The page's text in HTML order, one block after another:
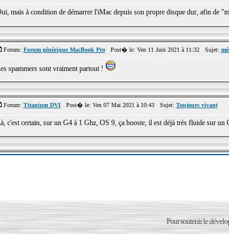
mais à condition de démarrer l'iMac depuis son propre disque dur, afin de
Forum: Forum générique MacBook ProPost� le: Ven 11 Juin 2021 à 11:32 Sujet:
spammers sont vraiment partout !
Forum: Titanium DVIPost� le: Ven 07 Mai 2021 à 10:43 Sujet: Toujours vivant
c'est certain, sur un G4 à 1 Ghz, OS 9, ça booste, il est déjà très fluide sur
Pour soutenir le